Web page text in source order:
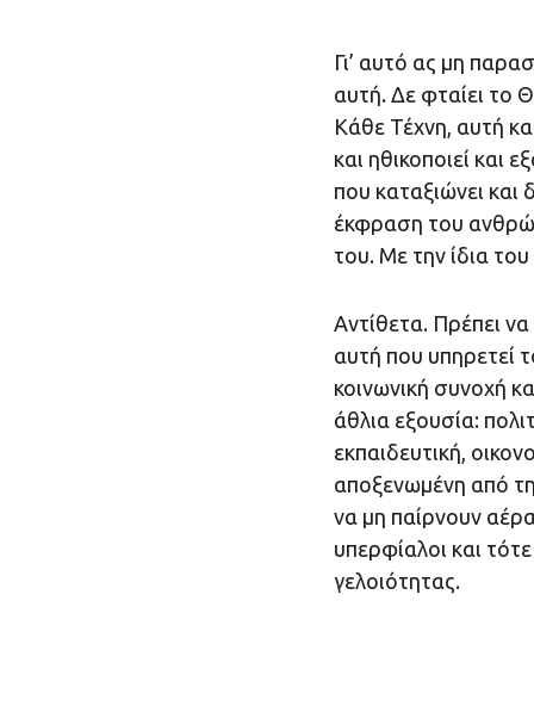
Γι’ αυτό ας μη
αυτή. Δε φταίει το
Κάθε Τέχνη, αυτή
και ηθικοποιεί και
που καταξιώνει και
έκφραση του
του. Με την ίδια
Αντίθετα. Πρέπει
αυτή που υπηρετεί
κοινωνική συνοχή
άθλια εξουσία:
εκπαιδευτική,
αποξενωμένη από
να μη παίρνουν
υπερφίαλοι και
γελοιότητας.